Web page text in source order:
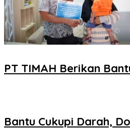
PT TIMAH Berikan
Bantu Cukupi Darah,